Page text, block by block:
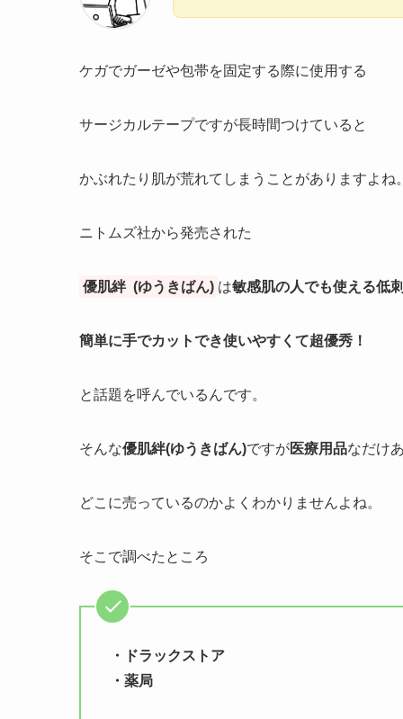
ケガでガーゼや包帯を固定する際に使用する
サージカルテープですが長時間つけていると
かぶれたり肌が荒れてしまうことがありますよね
ニトムズ社から発売された
優肌絆 (ゆうきばん) は敏感肌の人でも使える低
簡単に手でカットでき使いやすく て超優秀！
と話題を呼んでいるんです。
そんな優肌絆(ゆうきばん)ですが医療用品なだけ
どこに売っているのかよくわかりませんよね。
そこで調べたところ
・ドラックストア
・薬局